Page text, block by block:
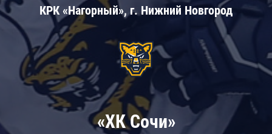
КРК «Нагорный», г. Нижний Новгород
«ХК Сочи»